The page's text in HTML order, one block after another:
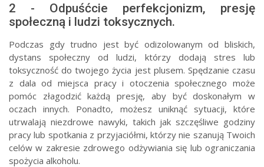
2 - Odpuśćcie perfekcjonizm, presję
społeczną i ludzi toksycznych.
Podczas gdy trudno jest być odizolowanym od bliskich,
dystans społeczny od ludzi, którzy dodają stres lub
toksyczność do twojego życia jest plusem. Spędzanie czasu
z dala od miejsca pracy i otoczenia społecznego może
pomóc złagodzić każdą presję, aby być doskonałym w
oczach innych. Ponadto, możesz uniknąć sytuacji, które
utrwalają niezdrowe nawyki, takich jak szczęśliwe godziny
pracy lub spotkania z przyjaciółmi, którzy nie szanują Twoich
celów w zakresie zdrowego odżywiania się lub ograniczania
spożycia alkoholu.